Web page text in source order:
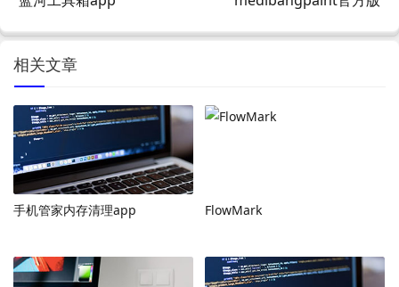
相关文章
手机管家内存清理app FlowMark